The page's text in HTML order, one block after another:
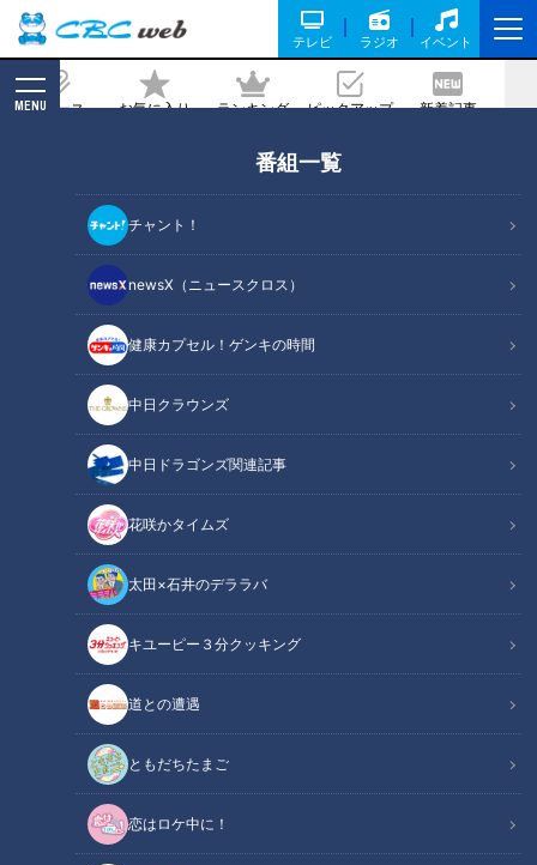
テレビ ラジオ イベント
ニュース お気に入り ランキング ピックアップ 新着記事
MENU
番組一覧
チャント！
newsX（ニュースクロス）
健康カプセル！ゲンキの時間
中日クラウンズ
中日ドラゴンズ関連記事
花咲かタイムズ
太田×石井のデララバ
キユーピー３分クッキング
道との遭遇
ともだちたまご
恋はロケ中に！
用した「魔法の器」とは？
2022/03/23 12:22
チャント！
「チャント！」特集